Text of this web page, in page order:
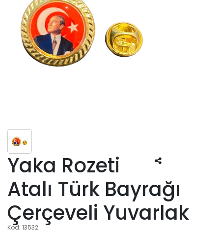
Yaka Rozeti
Atalı Türk Bayrağı
Çerçeveli Yuvarlak
Kod: 13532